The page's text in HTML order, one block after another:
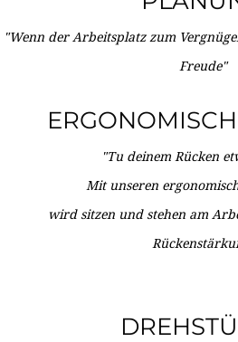
"Wenn der Arbeitsplatz zum
Freude"
"Tu deinem Rücken
Mit unseren
wird sitzen und stehen am